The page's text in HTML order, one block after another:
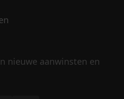
nieuwe aanwinsten en